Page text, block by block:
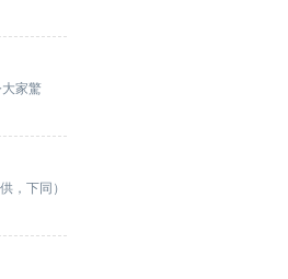
家驚
，下同）